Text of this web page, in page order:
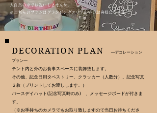
大自然の中でお祝いしませんか。
​※こちらのプランはグランピングエリアのみのお客様になりま
す。
DECORATION ​PLAN
―デコレーション
プラン―​
テント内と外のお食事スペースに装飾致します。
その他、記念日用タペストリー、クラッカー（人数分）、記念写真
２枚（プリントしてお渡しします。）
​バースデイハット(記念写真時のみ) 、メッセージボードが付きま
す。
（※お手持ちのカメラでもお取り致しますので当日お持ちくださ